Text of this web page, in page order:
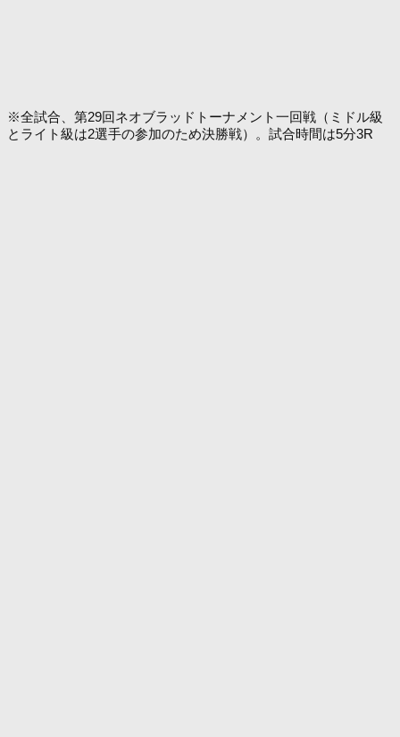
※全試合、第29回ネオブラッドトーナメント一回戦（ミドル級
とライト級は2選手の参加のため決勝戦）。試合時間は5分3R